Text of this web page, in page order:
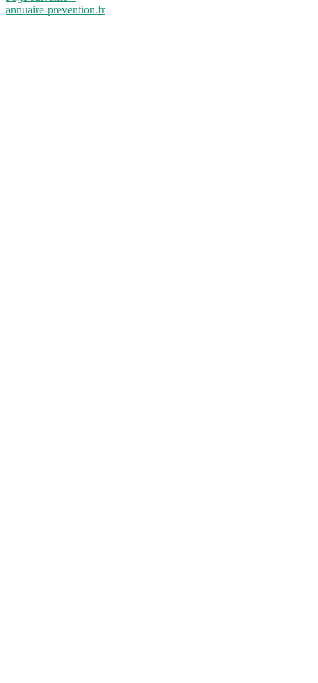
annuaire-prevention.fr